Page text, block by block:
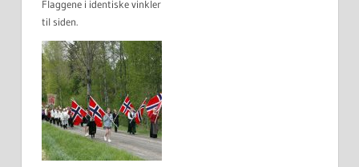
Flaggene i identiske vinkler
til siden.